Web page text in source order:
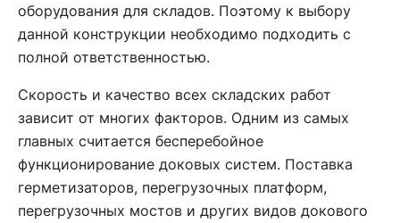
оборудования для складов. Поэтому к выбору
данной конструкции необходимо подходить с
полной ответственностью.
Скорость и качество всех складских работ
зависит от многих факторов. Одним из самых
главных считается бесперебойное
функционирование доковых систем. Поставка
герметизаторов, перегрузочных платформ,
перегрузочных мостов и других видов докового